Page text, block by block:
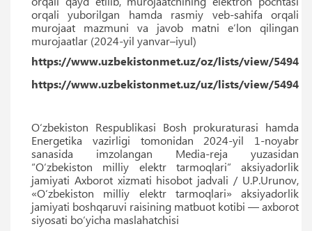
orqali yuborilgan hamda rasmiy veb-sahifa orqali
murojaat mazmuni va javob matni eʼlon qilingan
murojaatlar (2024-yil yanvar–iyul)
https://www.uzbekistonmet.uz/oz/lists/view/5494
https://www.uzbekistonmet.uz/uz/lists/view/5494
O‘zbekiston Respublikasi Bosh prokuraturasi hamda
Energetika vazirligi tomonidan 2024-yil 1-noyabr
sanasida imzolangan Media-reja yuzasidan
“O‘zbekiston milliy elektr tarmoqlari” aksiyadorlik
jamiyati Axborot xizmati hisobot jadvali / U.P.Urunov,
«O‘zbekiston milliy elektr tarmoqlari» aksiyadorlik
jamiyati boshqaruvi raisining matbuot kotibi — axborot
siyosati bo‘yicha maslahatchisi